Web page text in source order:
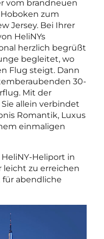
vom brandneuen
zum
Jersey. Bei Ihrer
HeliNYs
herzlich begrüßt
begleitet, wo
Flug steigt. Dann
30-
Mit der
allein verbindet
Romantik, Luxus
einmaligen
Heliport in
leicht zu erreichen
abendliche